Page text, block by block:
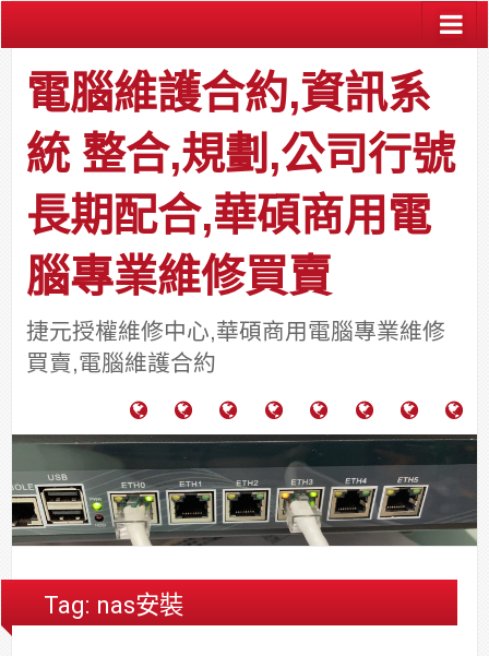
電腦維護合約,資訊系
統 整合,規劃,公司行號
長期配合,華碩商用電
腦專業維修買賣
捷元授權維修中心,華碩商用電腦專業維修
買賣,電腦維護合約
腦
護
合
約
功
例
分
享
於
力
通
通
報
關
系
統
視
系
統
安
修,
舍
網
路/
大
樓
公
中
料
件
區
團
法
台
中
Tag: nas安裝